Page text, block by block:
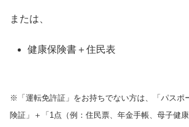
または、
健康保険書＋住民表
※「運転免許証」をお持ちでない方は、「パスポ
険証」＋「1点（例：住民票、年金手帳、母子健